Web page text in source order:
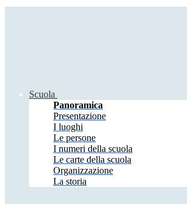
Scuola
Panoramica
Presentazione
I luoghi
Le persone
I numeri della scuola
Le carte della scuola
Organizzazione
La storia